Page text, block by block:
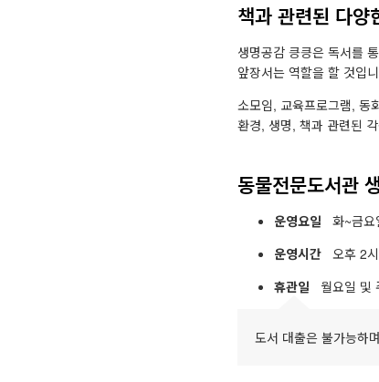
책과 관련된 다양
생명공감 킁킁은 독서를
앞장서는 역할을 할 것입
소모임, 교육프로그램, 동
환경, 생명, 책과 관련된
동물전문도서관
운영요일 화~금요
운영시간오후 2시
휴관일 월요일 및
도서 대출은 불가능하